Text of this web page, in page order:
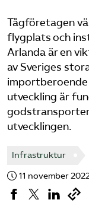
Logga in på
Sök på
Tågföretagen
flygplats och
Arlanda är en
av Sveriges
utveckling är
utvecklingen.
Infrastruktur
11 november